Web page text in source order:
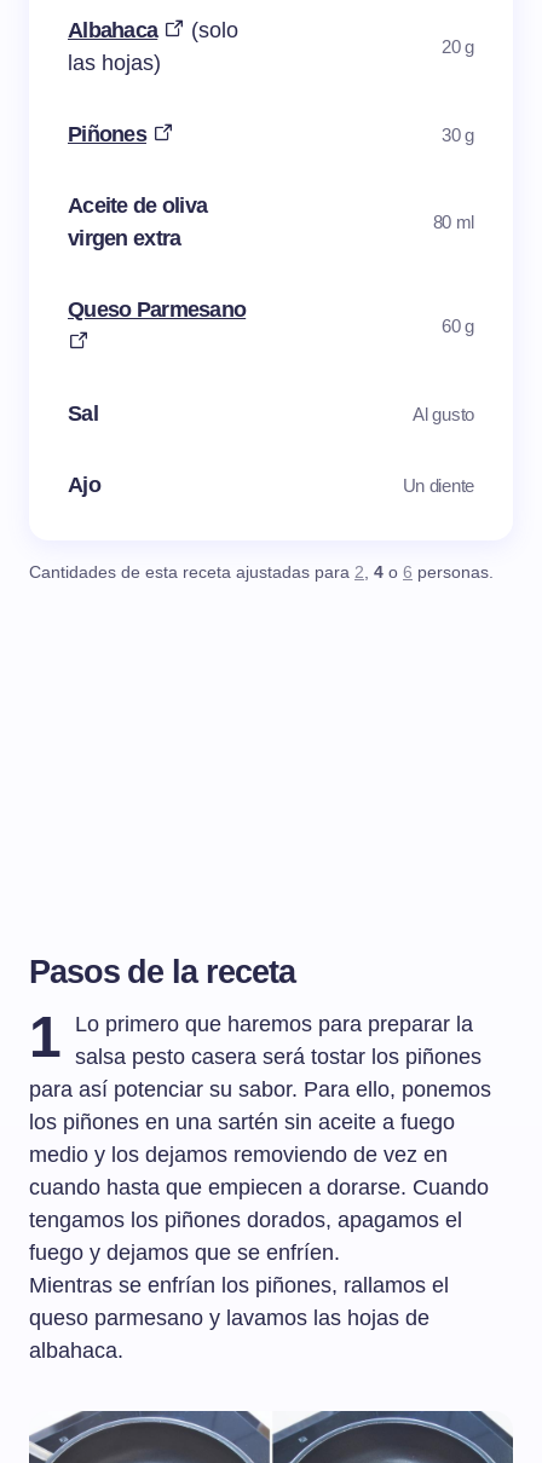
Albahaca
(solo
las hojas)
20 g
Piñones 30 g
Aceite de oliva
virgen extra
80 ml
Queso Parmesano
60 g
Sal Al gusto
Ajo Un diente
Cantidades de esta receta ajustadas para 2, 4 o 6 personas.
Pasos de la receta
1
Lo primero que haremos para preparar la
salsa pesto casera será tostar los piñones
para así potenciar su sabor. Para ello, ponemos
los piñones en una sartén sin aceite a fuego
medio y los dejamos removiendo de vez en
cuando hasta que empiecen a dorarse. Cuando
tengamos los piñones dorados, apagamos el
fuego y dejamos que se enfríen.
Mientras se enfrían los piñones, rallamos el
queso parmesano y lavamos las hojas de
albahaca.